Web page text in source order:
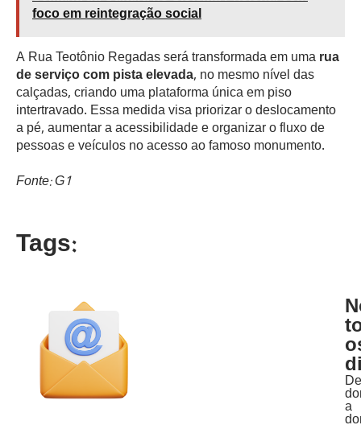
foco em reintegração social
A Rua Teotônio Regadas será transformada em umarua
de serviço com pista elevada, no mesmo nível das
calçadas, criando uma plataforma única em piso
intertravado. Essa medida visa priorizar o deslocamento
a pé, aumentar a acessibilidade e organizar o fluxo de
pessoas e veículos no acesso ao famoso monumento.
Fonte: G1
Tags:
De
a